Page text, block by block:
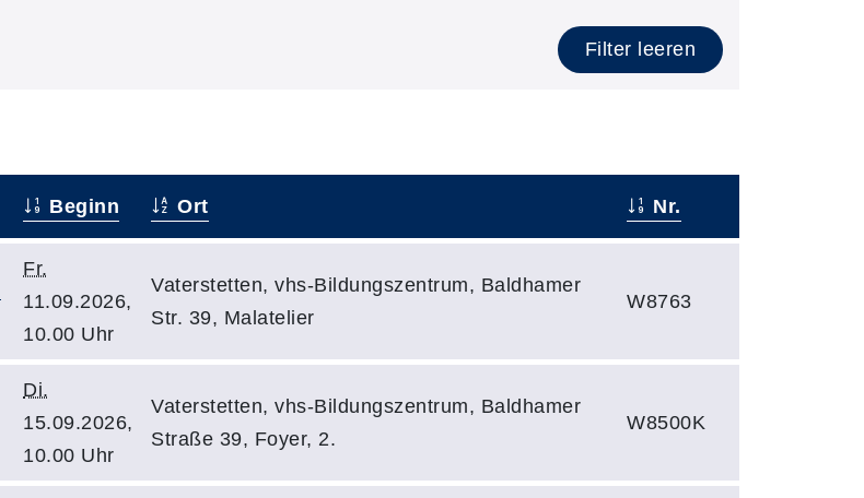
Filter leeren
Beginn Ort Nr.
Fr.
11.09.2026,
10.00 Uhr
Vaterstetten, vhs-Bildungszentrum, Baldhamer
Str. 39, Malatelier
W8763
Di.
15.09.2026,
10.00 Uhr
Vaterstetten, vhs-Bildungszentrum, Baldhamer
Straße 39, Foyer, 2.
W8500K